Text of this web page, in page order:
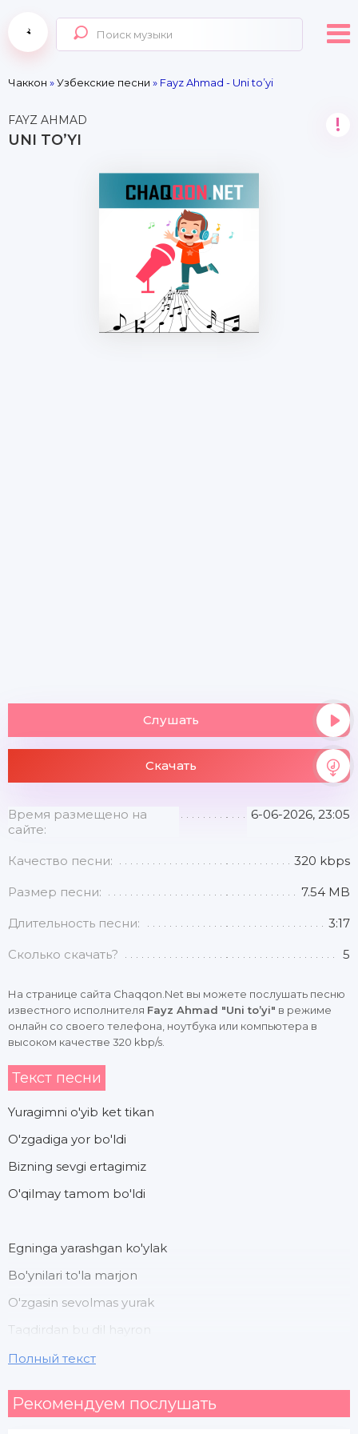
Чаккон »Узбекские песни » Fayz Ahmad - Uni to’yi
FAYZ AHMAD
UNI TO’YI
!
Слушать
Скачать
Время размещено на
сайте:
6-06-2026, 23:05
Качество песни: 320 kbps
Размер песни: 7.54 MB
Длительность песни: 3:17
Сколько скачать? 5
На странице сайта Chaqqon.Net вы можете послушать песню
известного исполнителя Fayz Ahmad "Uni to’yi" в режиме
онлайн со своего телефона, ноутбука или компьютера в
высоком качестве 320 kbp/s.
Текст песни
Yuragimni o'yib ket tikan
O'zgadiga yor bo'ldi
Bizning sevgi ertagimiz
O'qilmay tamom bo'ldi
Egninga yarashgan ko'ylak
Bo'ynilari to'la marjon
O'zgasin sevolmas yurak
Taqdirdan bu dil hayron
Yanchilgan yurak tortmoqda azob
Полный текст
Рекомендуем послушать